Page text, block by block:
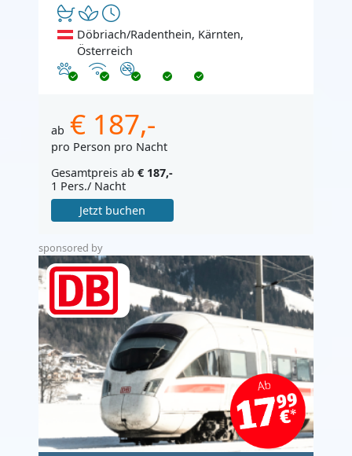
Döbriach/Radenthein, Kärnten,
Österreich
Haustiere erlaubt
InternetNichtraucher
ab € 187,-
pro Person pro Nacht
Gesamtpreis ab € 187,-
1 Pers./ Nacht
Jetzt buchen
sponsored by